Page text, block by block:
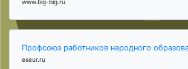
www.big-big.ru
Профсоюз работников народного
eseur.ru